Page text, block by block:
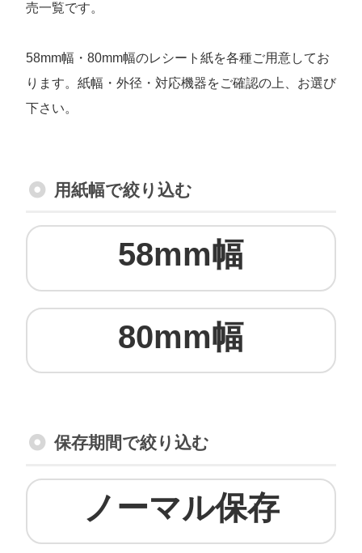
売一覧です。
58mm幅・80mm幅のレシート紙を各種ご用意してお
ります。紙幅・外径・対応機器をご確認の上、お選び
下さい。
用紙幅で絞り込む
58mm幅
80mm幅
保存期間で絞り込む
ノーマル保存